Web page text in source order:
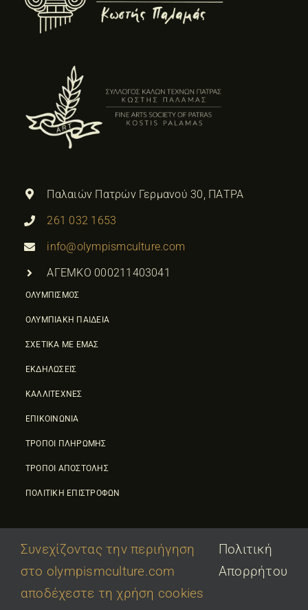
Παλαιών Πατρών Γερμανού 30, ΠΑΤΡΑ
261 032 1653
info@olympismculture.com
ΑΓΕΜΚΟ 000211403041
ΟΛΥΜΠΙΣΜΟΣ
ΟΛΥΜΠΙΑΚΗ ΠΑΙΔΕΙΑ
ΣΧΕΤΙΚΑ ΜΕ ΕΜΑΣ
ΕΚΔΗΛΩΣΕΙΣ
ΚΑΛΛΙΤΕΧΝΕΣ
ΕΠΙΚΟΙΝΩΝΙΑ
ΤΡΟΠΟΙ ΠΛΗΡΩΜΗΣ
ΤΡΟΠΟΙ ΑΠΟΣΤΟΛΗΣ
ΠΟΛΙΤΙΚΗ ΕΠΙΣΤΡΟΦΩΝ
© 2026 • Olympic Culture Center • Powered By
Όροι Χρήσης Πολιτική Απορρήτου
Συνεχίζοντας την περιήγηση
στο olympismculture.com
αποδέχεστε τη χρήση cookies
Πολιτική
Απορρήτου